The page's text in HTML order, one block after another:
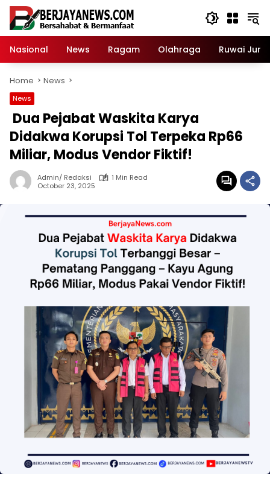
Skip
content
Nasional
News Ragam Olahraga Ruwai Jurai
Home News
News
Dua Pejabat Waskita Karya
Didakwa Korupsi Tol Terpeka Rp66
Miliar, Modus Vendor Fiktif!
Admin/ Redaksi
1 Min Read
October 23, 2025